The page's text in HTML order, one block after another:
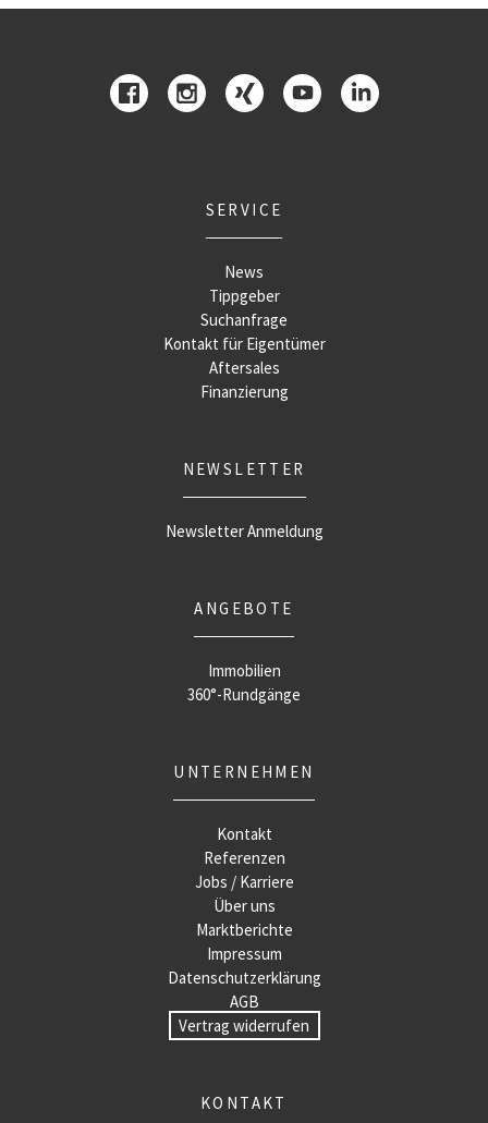
SERVICE
News
Tippgeber
Suchanfrage
Kontakt für Eigentümer
Aftersales
Finanzierung
NEWSLETTER
Newsletter Anmeldung
ANGEBOTE
Immobilien
360°-Rundgänge
UNTERNEHMEN
Kontakt
Referenzen
Jobs / Karriere
Über uns
Marktberichte
Impressum
Datenschutzerklärung
AGB
Vertrag widerrufen
KONTAKT